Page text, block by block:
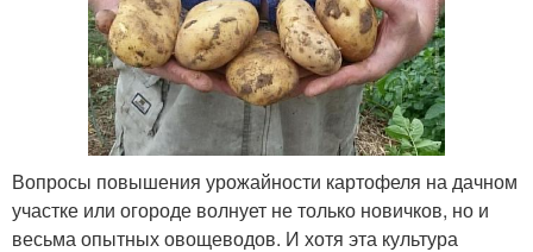
Вопросы повышения урожайности картофеля на дачном
участке или огороде волнует не только новичков, но и
весьма опытных овощеводов. И хотя эта культура